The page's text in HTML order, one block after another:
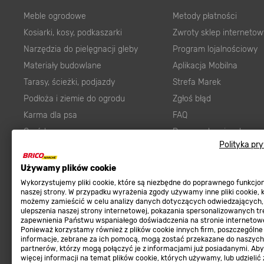
Polityka
Używamy plików cookie
Wykorzystujemy pliki cookie, które są niezbędne do poprawnego
naszej strony. W przypadku wyrażenia zgody używamy inne pliki cookie,
możemy zamieścić w celu analizy danych dotyczących odwiedzających,
ulepszenia naszej strony internetowej, pokazania spersonalizowanych
zapewnienia Państwu wspaniałego doświadczenia na stronie
Ponieważ korzystamy również z plików cookie innych firm, poszczególne
informacje, zebrane za ich pomocą, mogą zostać przekazane do naszych
partnerów, którzy mogą połączyć je z informacjami już posiadanymi.
więcej informacji na temat plików cookie, których używamy, lub udzielić
Meble ogrodowe
Kosiarki, kosy, podkaszarki
Narzędzia do pielęgnacji gleby
Materiały budowlane
Tarasy, ścieżki, podjazdy
Podłoża i ziemie do ogrodu
Karma dla psa
Ogród
Elektryka
Panele
Elektronarzędzia
Płytki
Panele podłogowe
Płyty OSB/HDF
Metody płatności
Zwroty sklep
Program lojalnościowy
Aplikacja Mobilna
Strefa Marek
Zgłoś błąd
FAQ
Prawny obowiązek
zgodności towaru z
Regulaminy
Regulaminy
Polityka prywatności